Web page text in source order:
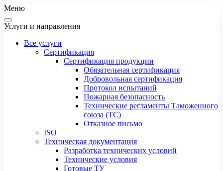
Меню
Услуги и направления
Все услуги
Сертификация
Сертификация продукции
Обязательная сертификация
Добровольная сертификация
Протокол испытаний
Пожарная безопасность
Технические регламенты Таможенного
союза (ТС)
Отказное письмо
ISO
Техническая документация
Разработка технических условий
Технические условия
Готовые ТУ